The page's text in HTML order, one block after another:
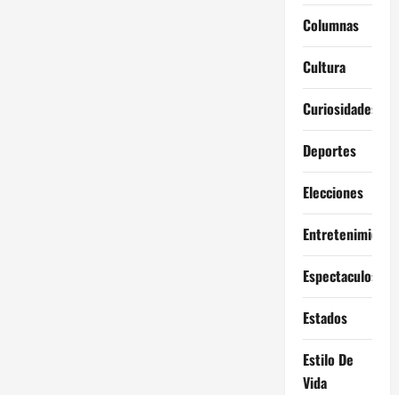
Columnas
Cultura
Curiosidades
Deportes
Elecciones
Entretenimiento
Espectaculos
Estados
Estilo De
Vida